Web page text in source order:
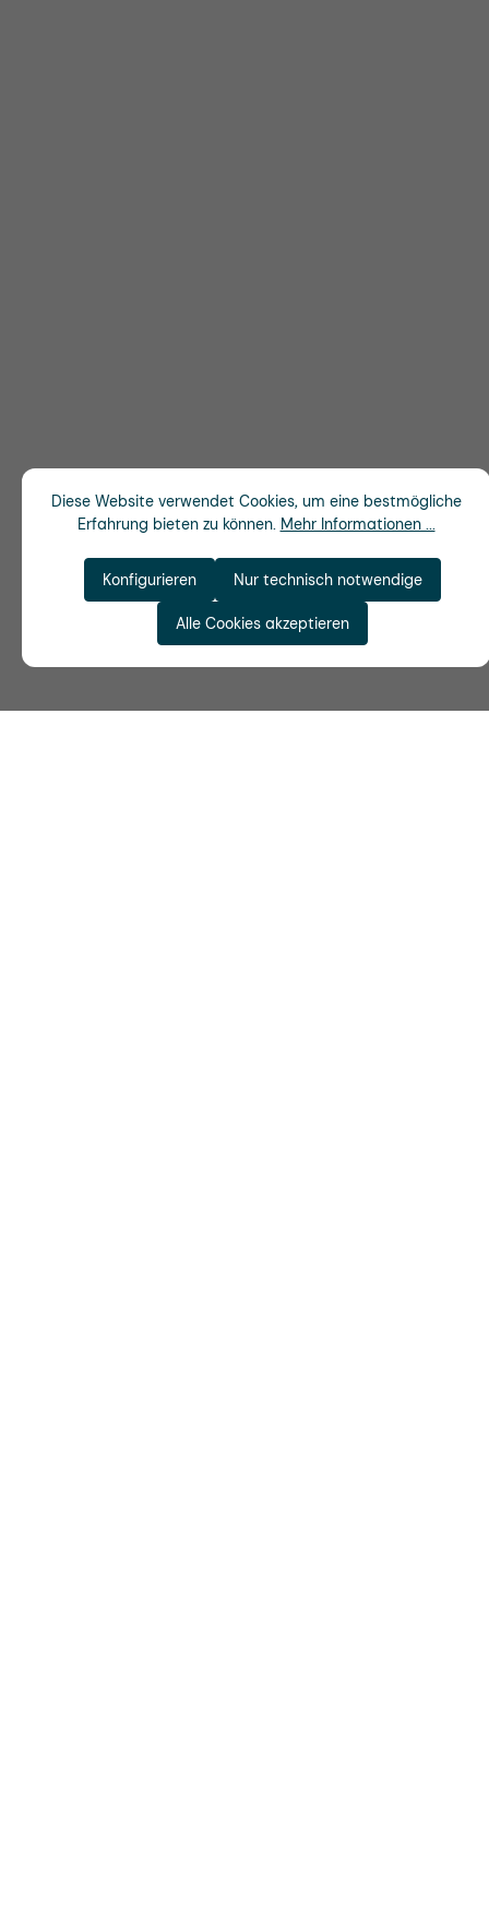
Diese Website verwendet Cookies, um eine bestmögliche
Erfahrung bieten zu können. Mehr Informationen ...
Nur technisch notwendige
Konfigurieren
Alle Cookies akzeptieren